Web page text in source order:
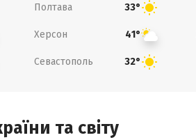
Полтава 33°
Херсон 41°
Севастополь 32°
та світу